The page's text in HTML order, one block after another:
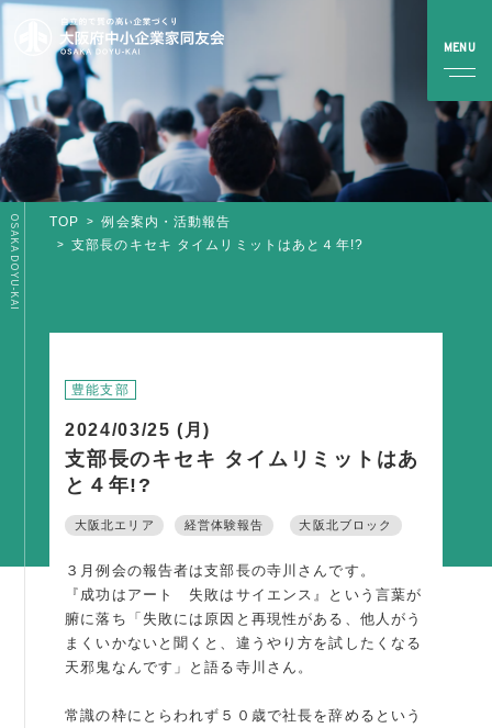
同友会について
調査・資料・提言
活動内容
全国行事
部会活動
TOP
例会案内・活動報告
支部長のキセキ タイムリミットはあと４年!?
OSAKA DOYU-KAI
豊能支部
2024/03/25 (月)
支部長のキセキ タイムリミットはあ
と４年!?
大阪北エリア 経営体験報告 大阪北ブロック
３月例会の報告者は支部長の寺川さんです。
『成功はアート 失敗はサイエンス』という言葉が
腑に落ち「失敗には原因と再現性がある、他人がう
まくいかないと聞くと、違うやり方を試したくなる
天邪鬼なんです」と語る寺川さん。
常識の枠にとらわれず５０歳で社長を辞めるという